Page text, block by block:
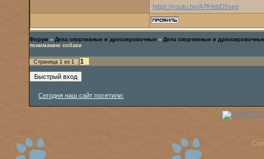
https://youtu.be/A7fHebD5seg
Форум » Дела спортивные и дрессировочные » Дела спортивные и
пониманию собаки
Страница 1 из 1 1
Сегодня наш сайт посетили: